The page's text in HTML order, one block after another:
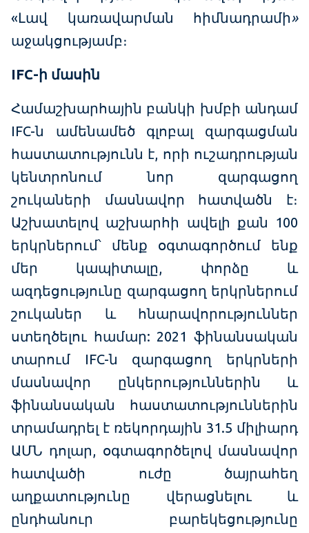
«Լավ կառավարման հիմնադրամի»
աջակցությամբ։
IFC- ի մասին
Համաշխարհային բանկի խմբի անդամ
IFC-ն ամենամեծ գլոբալ զարգացման
հաստատությունն է, որի ուշադրության
կենտրոնում նոր զարգացող
շուկաների մասնավոր հատվածն է։
Աշխատելով աշխարհի ավելի քան 100
երկրներում՝ մենք օգտագործում ենք
մեր կապիտալը, փորձը և
ազդեցությունը զարգացող երկրներում
շուկաներ և հնարավորություններ
ստեղծելու համար: 2021 ֆինանսական
տարում IFC-ն զարգացող երկրների
մասնավոր ընկերություններին և
ֆինանսական հաստատություններին
տրամադրել է ռեկորդային 31.5 միլիարդ
ԱՄՆ դոլար, օգտագործելով մասնավոր
հատվածի ուժը ծայրահեղ
աղքատությունը վերացնելու և
ընդհանուր բարեկեցությունը